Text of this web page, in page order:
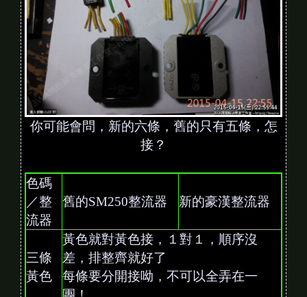
你可能會問，新的六條，舊的只有五條，怎
接？
色碼
／整
流器
舊的SM250整流器 新的豪漢整流器
三條
黃色
黃色就對黃色接，１對１，順序沒
差，排整齊就好了
每條要分開接呦，不可以全弄在一